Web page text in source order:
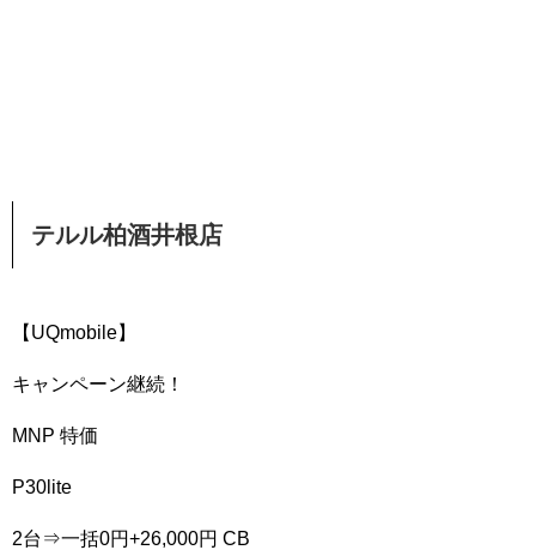
テルル柏酒井根店
【UQmobile】
キャンペーン継続！
MNP 特価
P30lite
2台⇒一括0円+26,000円 CB